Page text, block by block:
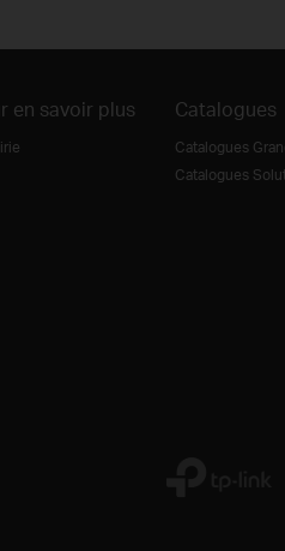
en savoir plus Catalogues
Catalogues
Catalogues